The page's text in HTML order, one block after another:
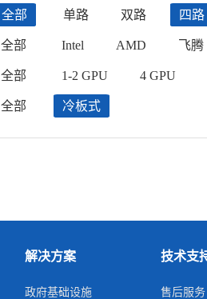
全部 单路 双路 四路
全部 Intel AMD 飞腾
全部 1-2 GPU 4 GPU
全部 冷板式
解决方案
政府基础设施
技术支
售后服务